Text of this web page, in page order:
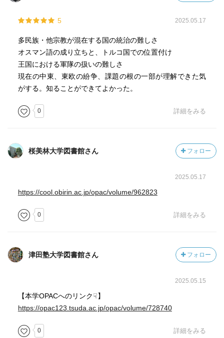
5 2025.05.17
多民族・他宗教が混在する国の統治の難しさ
オスマン語の成り立ちと、トルコ国での位置付け
王国における軍隊の扱いの難しさ
現在の中東、東欧の紛争、課題の根の一部が理解できた気
がする。知ることができてよかった。
0 詳細をみる
桜美林大学図書館さん フォロー
2025.05.17
https://cool.obirin.ac.jp/opac/volume/962823
0 詳細をみる
津田塾大学図書館さん フォロー
2025.05.15
【本学OPACへのリンク☟】
https://opac123.tsuda.ac.jp/opac/volume/728740
0 詳細をみる